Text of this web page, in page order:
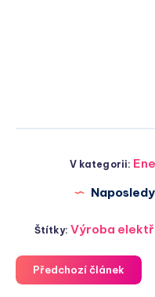
V kategorii:
Štítky:Výroba
Předchozí článek